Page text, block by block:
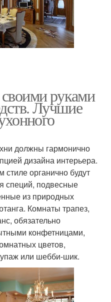
руками
Лучшие
должны гармонично
дизайна интерьера.
органично будут
специй, подвесные
из природных
Комнаты трапез,
обязательно
конфетницами,
цветов,
или шебби-шик.